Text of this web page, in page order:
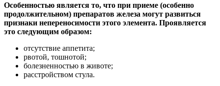
Особенностью является то, что при приеме (особенно
продолжительном) препаратов железа могут развиться
признаки непереносимости этого элемента. Проявляется
это следующим образом:
отсутствие аппетита;
рвотой, тошнотой;
болезненностью в животе;
расстройством стула.